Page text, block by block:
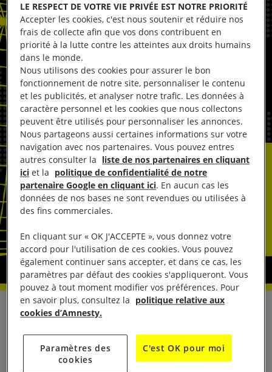
Le 3 mai 2026, le groupe paramilitaire Armée
sous le nom de Clan du Golfe, a publié une
déclaration intimidante visant le Centre de
LE RESPECT DE VOTRE VIE PRIVÉE EST NOTRE PRIORITÉ
Accepter les cookies, c'est nous soutenir et réduire nos
frais de collecte afin que vos dons contribuent en
priorité à la lutte contre les atteintes aux droits humains
dans le monde.
Nous utilisons des cookies pour assurer le bon
fonctionnement de notre site, personnaliser le contenu
et les publicités, et analyser notre trafic. Les données à
caractère personnel et les cookies que nous collectons
peuvent être utilisés pour personnaliser les annonces.
Nous partageons aussi certaines informations sur votre
navigation avec nos partenaires. Vous pouvez entres
autres consulter la liste de nos partenaires en cliquant
ici et la politique de confidentialité de notre
partenaire Google en cliquant ici. En aucun cas les
données de nos bases ne sont revendues ou utilisées à
des fins commerciales.
En cliquant sur « OK J'ACCEPTE », vous donnez votre
accord pour l'utilisation de ces cookies. Vous pouvez
également continuer sans accepter, et dans ce cas, les
paramètres par défaut des cookies s'appliqueront. Vous
pouvez à tout moment modifier vos préférences. Pour
en savoir plus, consultez la politique relative aux
cookies d’Amnesty.
Paramètres des
cookies
C'est OK pour moi